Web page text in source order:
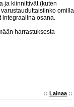
ja kiinnittivät (kuten
omilla
integraalina osana.
harrastuksesta
:: Lainaa ::